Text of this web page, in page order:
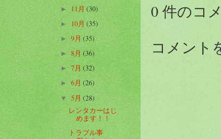
0 件のコ
コメント
►11月(30)
►10月(35)
►9月(35)
►8月(36)
►7月(32)
►6月(26)
▼5月(28)
レンタカーはじ
めます！！
トラブル事